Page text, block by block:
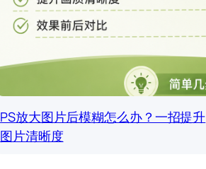
PS放大图片后模糊怎么办？一招提升
图片清晰度